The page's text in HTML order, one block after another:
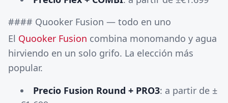
#### Quooker Fusion — todo en uno
El Quooker Fusion combina monomando y agua
hirviendo en un solo grifo. La elección más
popular.
Precio Fusion Round + PRO3: a partir de ±